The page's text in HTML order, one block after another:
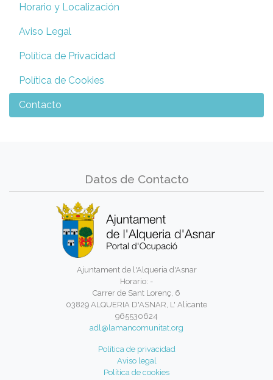
Horario y Localización
Aviso Legal
Política de Privacidad
Política de Cookies
Contacto
Datos de Contacto
Ajuntament de l'Alqueria d'Asnar
Horario: -
Carrer de Sant Lorenç, 6
03829 ALQUERIA D'ASNAR, L' Alicante
965530624
adl@lamancomunitat.org
Política de privacidad
Aviso legal
Política de cookies